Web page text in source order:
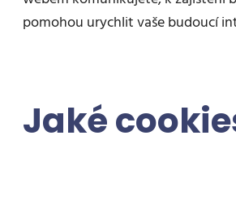
pomohou urychlit vaše budoucí
Jaké